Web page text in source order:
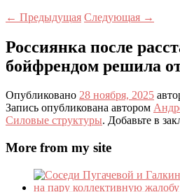
← Предыдущая Следующая →
Россиянка после
бойфрендом решила
Опубликовано 28 ноября, 2025
Запись опубликована автором
Силовые структуры. Добавьте в
More from my site